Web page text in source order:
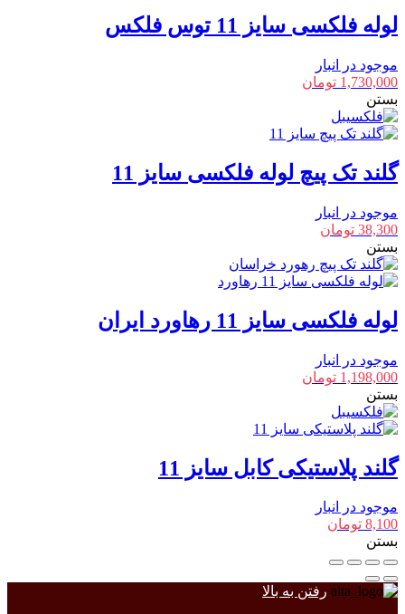
لوله فلکسی سایز 11 توس فلکس
موجود در انبار
1,730,000 تومان
بستن
گلند تک پیچ لوله فلکسی سایز 11
موجود در انبار
38,300 تومان
بستن
لوله فلکسی سایز 11 رهاورد ایران
موجود در انبار
1,198,000 تومان
بستن
گلند پلاستیکی کابل سایز 11
موجود در انبار
8,100 تومان
بستن
رفتن به بالا